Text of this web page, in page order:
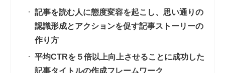
記事を読む人に態度変容を起こし、思い通りの
認識形成とアクションを促す記事ストーリーの
作り方
平均CTRを５倍以上向上させることに成功した
記事タイトルの作成フレームワーク